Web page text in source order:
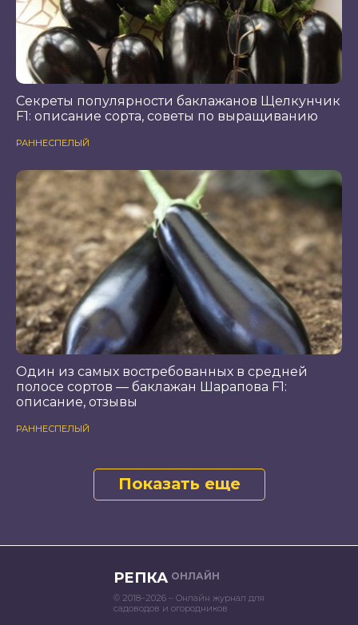
Секреты популярности баклажанов Щелкунчик
F1: описание сорта, советы по выращиванию
РАННЕСПЕЛЫЙ
Один из самых востребованных в средней
полосе сортов — баклажан Шарапова F1:
описание, отзывы
РАННЕСПЕЛЫЙ
Показать еще
РЕПКА ОНЛАЙН
© 2018–2026 – Онлайн журнал для
садоводов и огородников